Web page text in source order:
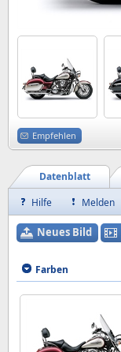
Empfehlen
Datenblatt
Hilfe
Melden
Neues Bild
Farben